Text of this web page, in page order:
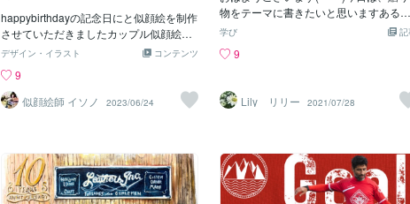
い続け、何もしないでいる人に、天から
の助けはやってきません。どんなに小さ
なことでも、「おくりもの」として実行
する人のところへ、天の助けはやってき
ます。おくりものというのは、思いやり
であり励ましのことです。場合によって
は金銭、物品のことです。おくりものと
おくりものというのは、ここにいてもい
いという承認のことです。笑顔であり、
ほほえみのことです。自分は何もしない
ン価格でご購入いただけます！もちろん
出品者様も対象です！『ブログ読みまし
た』とメッセージくださった方限定でプ
しますのでこの機会にぜひご利用くださ
いね(#^^#)♡キャンペーンの詳細はこち
フィールはこちら✨ https://
users/4954691 ♡を押してもらえると と
っても励みになります(*^-^*) DMで感想
happybirthdayの記念日にと似顔絵を制作
させていただきましたカップル似顔絵は
私が最も得意としているスタイルでござ
絵のご注文はこちらから
コンテンツ
デザイン・イラスト
9
似顔絵師 イソノ
2023/06/24
物をテーマに書きたいと思いますある所
にお坊さんがいてお弟子さんを連れて各
人が、お坊さんに向かってすごく汚い言
わった後お坊さんはその人に質問をしま
した『贈り物を送ってその贈り物を受け
ったら、贈り物はそのまま送った人の所
に戻ってくる』・・・その時に、暴言を
吐いた人はあっと気が付いてどこかに行
学び
9
Lily リリー 2021/07/28